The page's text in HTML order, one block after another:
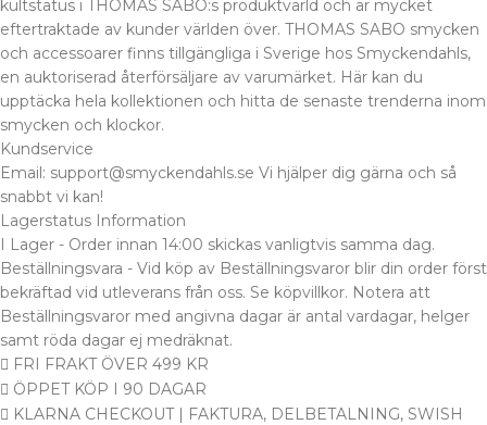
kultstatus i THOMAS SABO:s produktvärld och är mycket
eftertraktade av kunder världen över. THOMAS SABO smycken
och accessoarer finns tillgängliga i Sverige hos Smyckendahls,
en auktoriserad återförsäljare av varumärket. Här kan du
upptäcka hela kollektionen och hitta de senaste trenderna inom
smycken och klockor.
Kundservice
Email: support@smyckendahls.se Vi hjälper dig gärna och så
snabbt vi kan!
Lagerstatus Information
I Lager - Order innan 14:00 skickas vanligtvis samma dag.
Beställningsvara - Vid köp av Beställningsvaror blir din order först
bekräftad vid utleverans från oss. Se köpvillkor. Notera att
Beställningsvaror med angivna dagar är antal vardagar, helger
samt röda dagar ej medräknat.
FRI FRAKT ÖVER 499 KR
ÖPPET KÖP I 90 DAGAR
KLARNA CHECKOUT | FAKTURA, DELBETALNING, SWISH